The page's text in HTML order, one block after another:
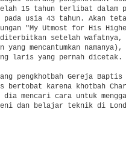
15 tahun terlibat dalam
pada usia 43 tahun. Akan
"My Utmost for His
diterbitkan setelah
mencantumkan
laris yang pernah dicetak.
pengkhotbah Gereja
bertobat karena khotbah
mencari cara untuk
dan belajar teknik di